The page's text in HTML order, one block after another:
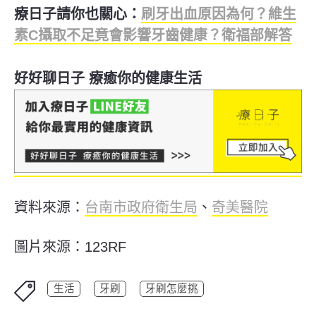
療日子請你也關心： 刷牙出血原因為何？維生
素C攝取不足竟會影響牙齒健康？衛福部解答
好好聊日子 療癒你的健康生活
資料來源： 台南市政府衛生局 、 奇美醫院
圖片來源：123RF
生活 牙刷 牙刷怎麼挑